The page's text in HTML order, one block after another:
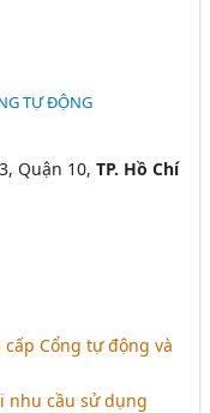
TỰ ĐỘNG
Quận 10,TP. Hồ Chí
cấp Cổng tự động và
nhu cầu sử dụng